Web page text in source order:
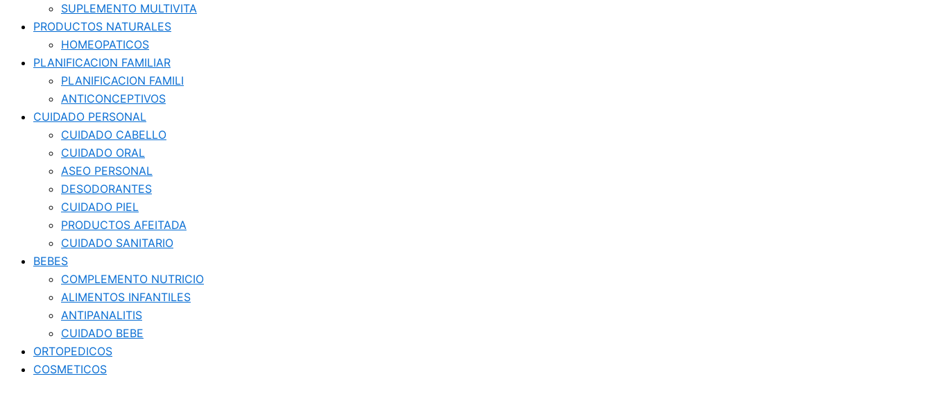
SUPLEMENTO MULTIVITA
PRODUCTOS NATURALES
HOMEOPATICOS
PLANIFICACION FAMILIAR
PLANIFICACION FAMILI
ANTICONCEPTIVOS
CUIDADO PERSONAL
CUIDADO CABELLO
CUIDADO ORAL
ASEO PERSONAL
DESODORANTES
CUIDADO PIEL
PRODUCTOS AFEITADA
CUIDADO SANITARIO
BEBES
COMPLEMENTO NUTRICIO
ALIMENTOS INFANTILES
ANTIPANALITIS
CUIDADO BEBE
ORTOPEDICOS
COSMETICOS